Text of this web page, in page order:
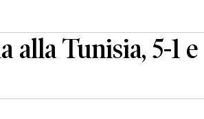
alla Tunisia, 5-1